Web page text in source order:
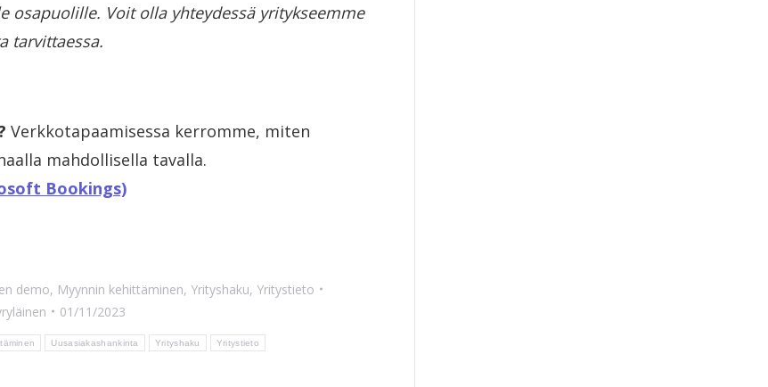
osapuolille. Voit olla yhteydessä yritykseemme
tarvittaessa.
Verkkotapaamisessa kerromme, miten
mahdollisella tavalla.
Bookings)
demo, Myynnin kehittäminen, Yrityshaku, Yritystieto
01/11/2023
Uusasiakashankinta Yrityshaku Yritystieto